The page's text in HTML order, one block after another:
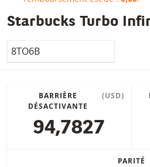
Starbucks Turbo
LocalCode
BARRIÈRE
DÉSACTIVANTE
(USD)
94,7827
PARITÉ